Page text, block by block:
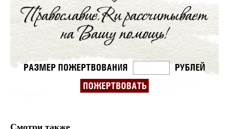
Смотри также